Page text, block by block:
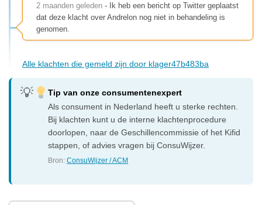
2 maanden geleden - Ik heb een bericht op Twitter geplaatst
dat deze klacht over Andrelon nog niet in behandeling is
genomen.
Alle klachten die gemeld zijn door klager47b483ba
Tip van onze consumentenexpert
Als consument in Nederland heeft u sterke rechten.
Bij klachten kunt u de interne klachtenprocedure
doorlopen, naar de Geschillencommissie of het Kifid
stappen, of advies vragen bij ConsuWijzer.
Bron:ConsuWijzer / ACM